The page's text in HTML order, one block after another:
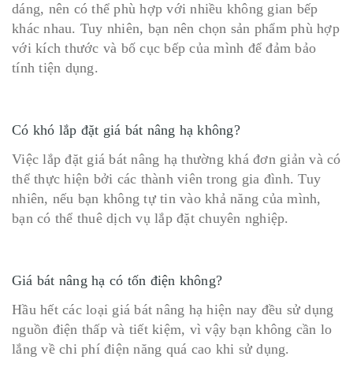
dáng, nên có thể phù hợp với nhiều không gian bếp
khác nhau. Tuy nhiên, bạn nên chọn sản phẩm phù hợp
với kích thước và bố cục bếp của mình để đảm bảo
tính tiện dụng.
Có khó lắp đặt giá bát nâng hạ không?
Việc lắp đặt giá bát nâng hạ thường khá đơn giản và có
thể thực hiện bởi các thành viên trong gia đình. Tuy
nhiên, nếu bạn không tự tin vào khả năng của mình,
bạn có thể thuê dịch vụ lắp đặt chuyên nghiệp.
Giá bát nâng hạ có tốn điện không?
Hầu hết các loại giá bát nâng hạ hiện nay đều sử dụng
nguồn điện thấp và tiết kiệm, vì vậy bạn không cần lo
lắng về chi phí điện năng quá cao khi sử dụng.